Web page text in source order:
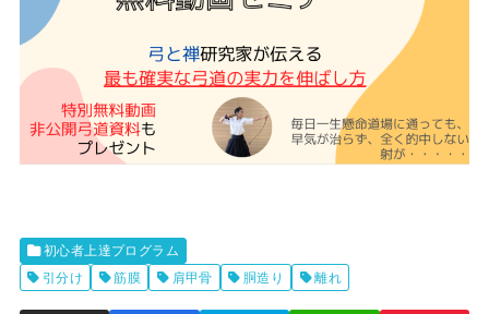
初心者上達プログラム
引分け
筋膜 肩甲骨 胴造り 離れ